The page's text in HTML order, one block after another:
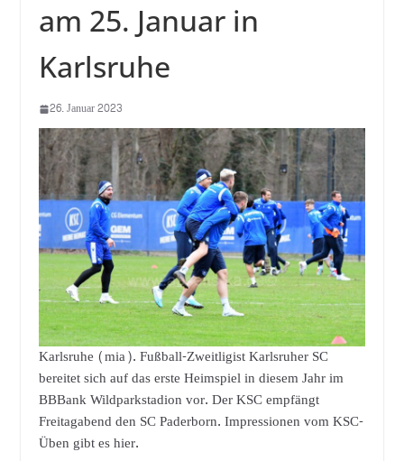
am 25. Januar in
Karlsruhe
26. Januar 2023
Karlsruhe (mia). Fußball-Zweitligist Karlsruher SC
bereitet sich auf das erste Heimspiel in diesem Jahr im
BBBank Wildparkstadion vor. Der KSC empfängt
Freitagabend den SC Paderborn. Impressionen vom KSC-
Üben gibt es hier.